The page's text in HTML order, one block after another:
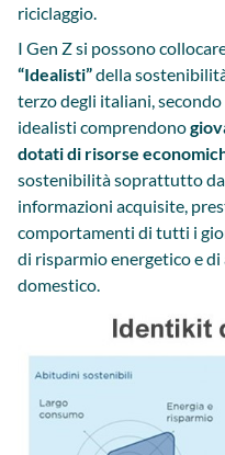
riciclaggio.
I Gen Z si possono
“Idealisti”della
terzo degli italiani,
idealisti comprendono
dotati di risorse
sostenibilità soprattutto
informazioni acquisite,
comportamenti di tutti i
di risparmio energetico e
domestico.